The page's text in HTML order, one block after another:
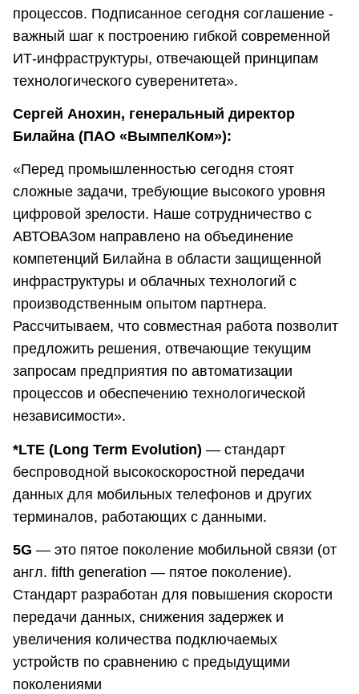
процессов. Подписанное сегодня соглашение -
важный шаг к построению гибкой современной
ИТ-инфраструктуры, отвечающей принципам
технологического суверенитета».
Сергей Анохин, генеральный директор
Билайна (ПАО «ВымпелКом»):
«Перед промышленностью сегодня стоят
сложные задачи, требующие высокого уровня
цифровой зрелости. Наше сотрудничество с
АВТОВАЗом направлено на объединение
компетенций Билайна в области защищенной
инфраструктуры и облачных технологий с
производственным опытом партнера.
Рассчитываем, что совместная работа позволит
предложить решения, отвечающие текущим
запросам предприятия по автоматизации
процессов и обеспечению технологической
независимости».
*LTE (Long Term Evolution) — стандарт
беспроводной высокоскоростной передачи
данных для мобильных телефонов и других
терминалов, работающих с данными.
5G — это пятое поколение мобильной связи (от
англ. fifth generation — пятое поколение).
Стандарт разработан для повышения скорости
передачи данных, снижения задержек и
увеличения количества подключаемых
устройств по сравнению с предыдущими
поколениями